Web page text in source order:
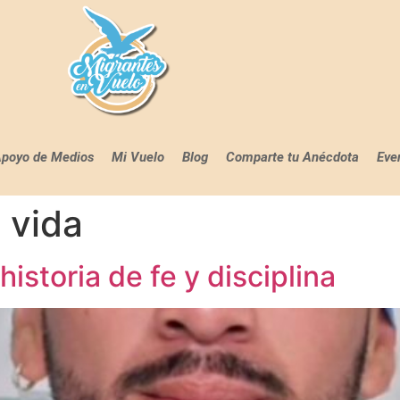
de Medios Mi Vuelo Blog Comparte tu Anécdota
vida
de fe y disciplina